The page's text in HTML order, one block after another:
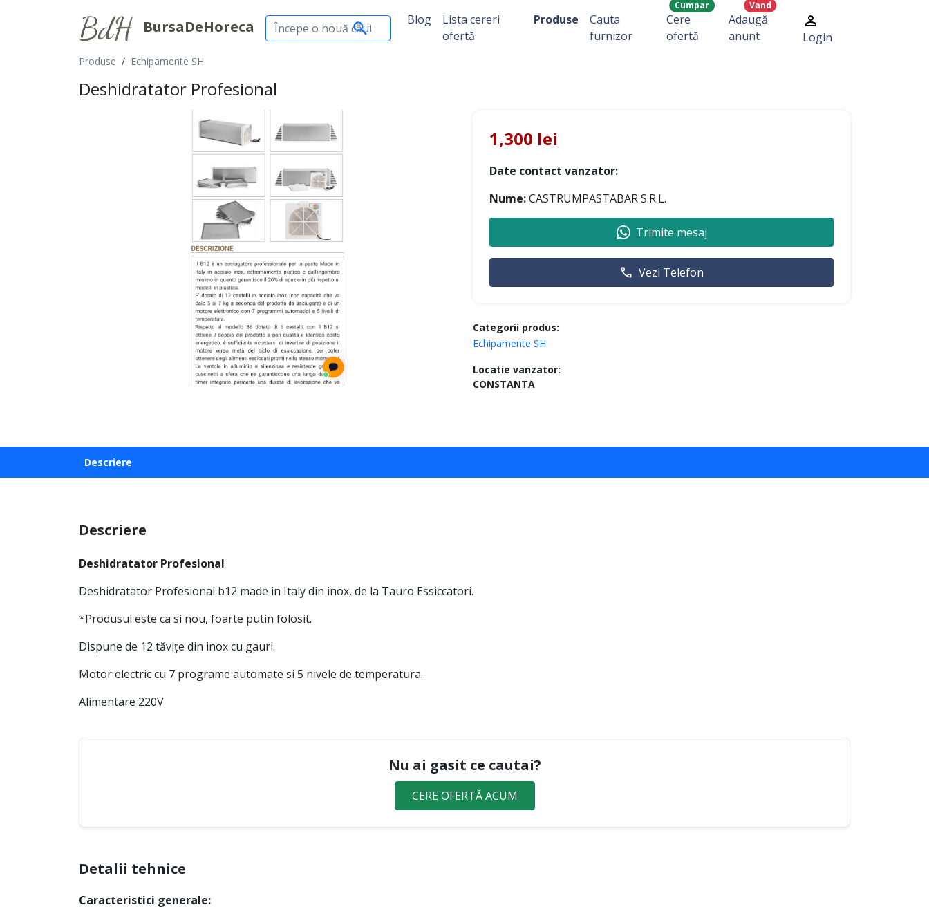
BursaDeHoreca Blog
Lista cereri
ofertă
Produse
Cauta
furnizor
Cere
ofertă
Cumpar
Adaugă
anunt
Vand
Login
Produse / Echipamente SH
Deshidratator Profesional
Categorii produs:
Echipamente SH
Locatie vanzator:
CONSTANTA
1,300 lei
Date contact vanzator:
Nume:CASTRUMPASTABAR S.R.L.
Trimite mesaj
Vezi Telefon
Descriere
Descriere
Deshidratator Profesional
Deshidratator Profesional b12 made in Italy din inox, de la Tauro Essiccatori.
*Produsul este ca si nou, foarte putin folosit.
Dispune de 12 tăvițe din inox cu gauri.
Motor electric cu 7 programe automate si 5 nivele de temperatura.
Alimentare 220V
Nu ai gasit ce cautai?
CERE OFERTĂ ACUM
Detalii tehnice
Caracteristici generale: